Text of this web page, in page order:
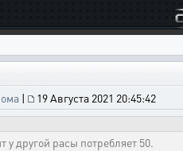
| 19 Августа 2021 20:45:42
другой расы потребляет 50.